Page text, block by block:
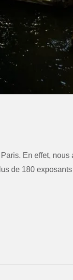
En effet, nous
de 180